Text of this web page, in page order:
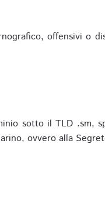
offensivi o
sotto il TLD .sm,
ovvero alla